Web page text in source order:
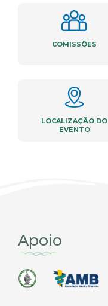
COMISSÕES
LOCALIZAÇÃO DO
EVENTO
Apoio